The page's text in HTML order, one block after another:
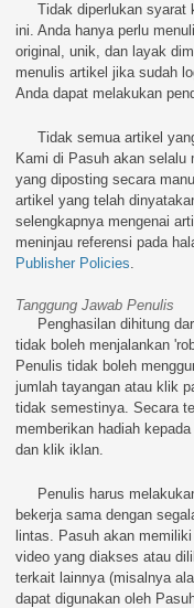
Tidak diperlukan syarat
ini. Anda hanya perlu
original, unik, dan layak
menulis artikel jika sudah
Anda dapat melakukan
Tidak semua artikel
Kami di Pasuh akan selalu
yang diposting secara
artikel yang telah
selengkapnya mengenai
meninjau referensi pada
Publisher Policies.
Tanggung Jawab Penulis
Penghasilan dihitung
tidak boleh menjalankan
Penulis tidak boleh
jumlah tayangan atau klik
tidak semestinya. Secara
memberikan hadiah
dan klik iklan.
Penulis harus
bekerja sama dengan
lintas. Pasuh akan
video yang diakses atau
terkait lainnya (misalnya
dapat digunakan oleh